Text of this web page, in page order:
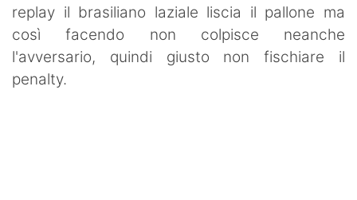
replay il brasiliano laziale liscia il pallone ma
così facendo non colpisce neanche
l'avversario, quindi giusto non fischiare il
penalty.